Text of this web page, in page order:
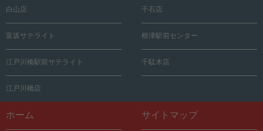
白山店 千石店
富坂サテライト 根津駅前センター
江戸川橋駅前サテライト 千駄木店
江戸川橋店
ホーム サイトマップ